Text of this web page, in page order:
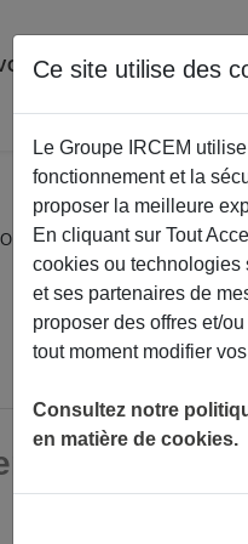
RETRAITE
et
Ce site utilise des
Le Groupe IRCEM
fonctionnement et la
proposer la meilleure
En cliquant sur Tout
cookies ou technologies
et ses partenaires de
proposer des offres et/
tout moment modifier
Consultez notre
en matière de cookies.